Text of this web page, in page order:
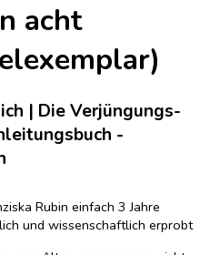
acht
| Die Verjüngungs-
-
Rubin einfach 3 Jahre
und wissenschaftlich erprobt